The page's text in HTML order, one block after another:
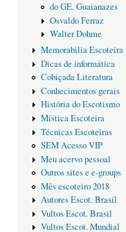
do GE. Guaianazes
Osvaldo Ferraz
Walter Dohme
Memorabilia Escoteira
Dicas de informática
Cobiçada Literatura
Conhecimentos gerais
História do Escotismo
Mística Escoteira
Técnicas Escoteiras
SEM Acesso VIP
Meu acervo pessoal
Outros sites e e-groups
Mês escoteiro 2018
Autores Escot. Brasil
Vultos Escot. Brasil
Vultos Escot. Mundial